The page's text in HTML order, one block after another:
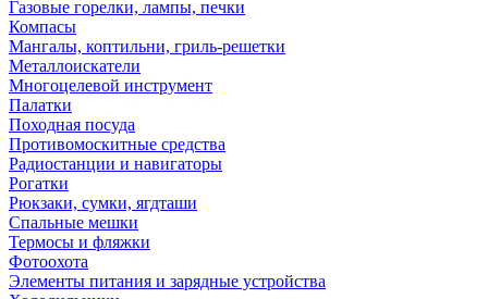
Газовые горелки, лампы, печки
Компасы
Мангалы, коптильни, гриль-решетки
Металлоискатели
Многоцелевой инструмент
Палатки
Походная посуда
Противомоскитные средства
Радиостанции и навигаторы
Рогатки
Рюкзаки, сумки, ягдташи
Спальные мешки
Термосы и фляжки
Фотоохота
Элементы питания и зарядные устройства